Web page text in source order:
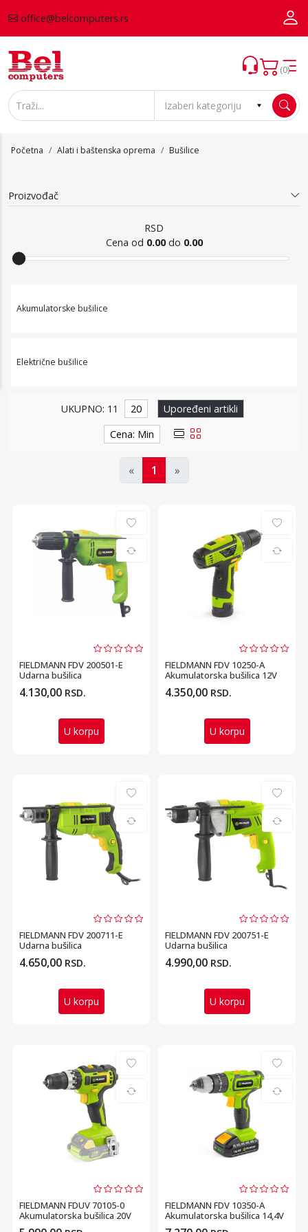
office@belcomputers.rs
(0)
Početna Alati i baštenska oprema Bušilice
Proizvođač
RSD
Cena od 0.00do 0.00
Bušilice
Akumulatorske bušilice
Električne bušilice
UKUPNO: 11 20
Upoređeni artikli
Cena: Min
« 1 »
FIELDMANN FDV 200501-E
Udarna bušilica
4.130,00 RSD.
U korpu
FIELDMANN FDV 10250-A
Akumulatorska bušilica 12V
4.350,00 RSD.
U korpu
FIELDMANN FDV 200711-E
Udarna bušilica
4.650,00 RSD.
U korpu
FIELDMANN FDV 200751-E
Udarna bušilica
4.990,00 RSD.
U korpu
FIELDMANN FDUV 70105-0
Akumulatorska bušilica 20V
(bez baterije i ...
FIELDMANN FDV 10350-A
Akumulatorska bušilica 14,4V